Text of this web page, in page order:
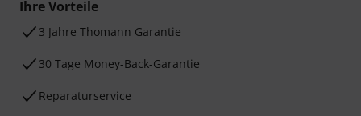
Ihre Vorteile
3 Jahre Thomann Garantie
30 Tage Money-Back-Garantie
Reparaturservice